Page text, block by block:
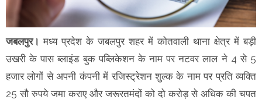
जबलपुर।मध्य प्रदेश के जबलपुर शहर में कोतवाली थाना क्षेत्र में बड़ी
उखरी के पास ब्लाइंड बुक पब्लिकेशन के नाम पर नटवर लाल ने 4 से 5
हजार लोगों से अपनी कंपनी में रजिस्ट्रेशन शुल्क के नाम पर प्रति व्यक्ति
25 सौ रुपये जमा कराए और जरूरतमंदों को दो करोड़ से अधिक की चपत